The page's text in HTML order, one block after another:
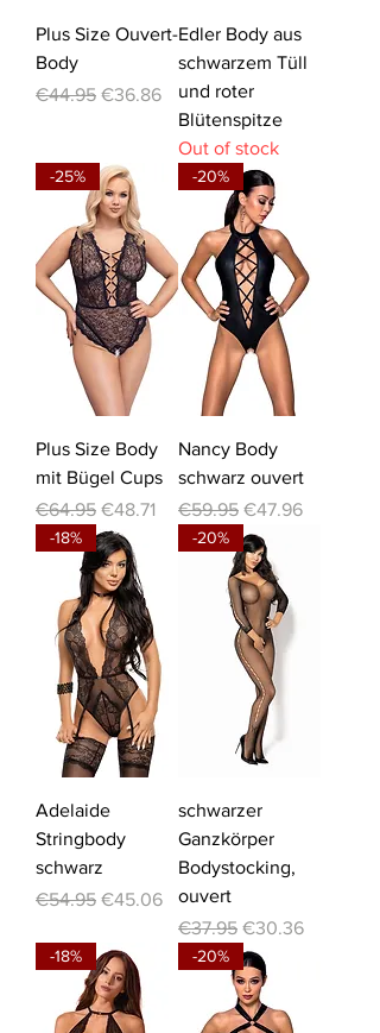
Plus Size Ouvert-
Body
Regular Price
€44.95 Sale Price
€36.86
Edler Body aus
schwarzem Tüll
und roter
Blütenspitze
Out of stock
-25%
Plus Size Body
mit Bügel Cups
Regular Price
€64.95 Sale Price
€48.71
-20%
Nancy Body
schwarz ouvert
Regular Price
€59.95 Sale Price
€47.96
-18%
Adelaide
Stringbody
schwarz
Regular Price
€54.95 Sale Price
€45.06
-20%
schwarzer
Ganzkörper
Bodystocking,
ouvert
Regular Price
€37.95 Sale Price
€30.36
-18% -20%